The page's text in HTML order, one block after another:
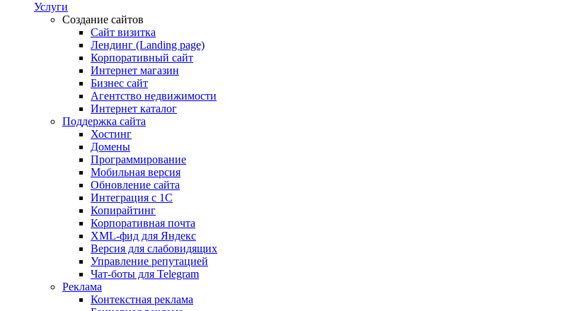
Услуги
Создание сайтов
Сайт визитка
Лендинг (Landing page)
Корпоративный сайт
Интернет магазин
Бизнес сайт
Агентство недвижимости
Интернет каталог
Поддержка сайта
Хостинг
Домены
Программирование
Мобильная версия
Обновление сайта
Интеграция с 1С
Копирайтинг
Корпоративная почта
XML-фид для Яндекс
Версия для слабовидящих
Управление репутацией
Чат-боты для Telegram
Реклама
Контекстная реклама